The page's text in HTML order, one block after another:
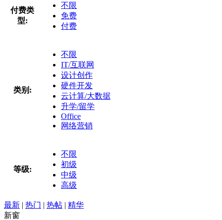
付费类
型:
不限
免费
付费
类别:
不限
IT/互联网
设计创作
硬件开发
云计算/大数据
升学/留学
Office
网络营销
等级:
不限
初级
中级
高级
最新 | 热门 | 热帖 | 精华
新窗